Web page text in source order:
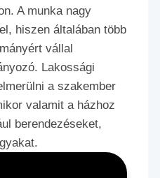
A munka nagy
hiszen általában több
vállal
Lakossági
a szakember
valamit a házhoz
berendezéseket,